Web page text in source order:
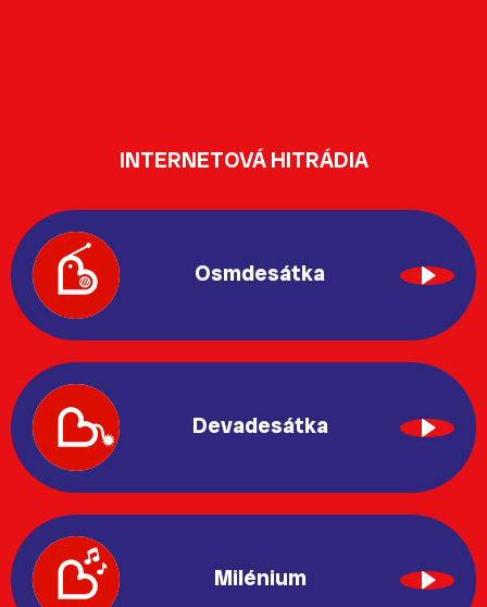
INTERNETOVÁ HITRÁDIA
Osmdesátka
Devadesátka
Milénium